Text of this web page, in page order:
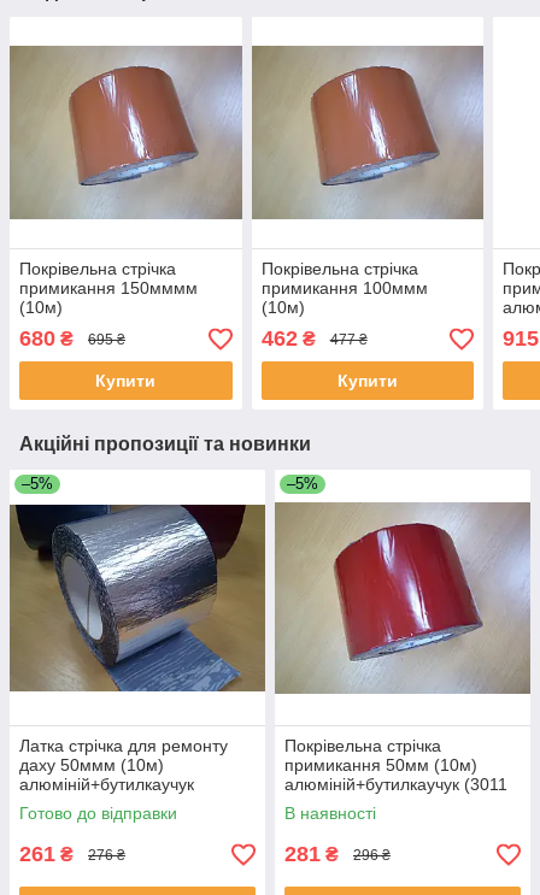
Покрівельна стрічка
примикання 150мммм
(10м)
алюміній+бутилкаучук
(8004 цеглястий,
теракотовий).
680 ₴ 695 ₴
Купити
Покрівельна стрічка
примикання 100ммм
(10м)
алюміній+бутилкаучук
(8004 цеглястий,
теракотовий).
462₴ 477 ₴
Купити
915
Акційні пропозиції та новинки
–5%
Латка стрічка для ремонту
даху 50ммм (10м)
алюміній+бутилкаучук
(кольор алюміній).
Готово до відправки
261 ₴ 276 ₴
–5%
Покрівельна стрічка
примикання 50мм (10м)
алюміній+бутилкаучук (3011
світло-червоний).
В наявності
281 ₴ 296 ₴